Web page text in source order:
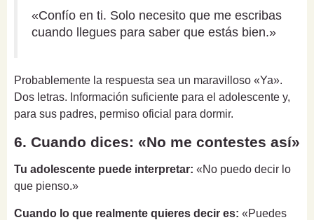
«Confío en ti. Solo necesito que me escribas
cuando llegues para saber que estás bien.»
Probablemente la respuesta sea un maravilloso «Ya».
Dos letras. Información suficiente para el adolescente y,
para sus padres, permiso oficial para dormir.
6. Cuando dices: «No me contestes así»
Tu adolescente puede interpretar: «No puedo decir lo
que pienso.»
Cuando lo que realmente quieres decir es: «Puedes